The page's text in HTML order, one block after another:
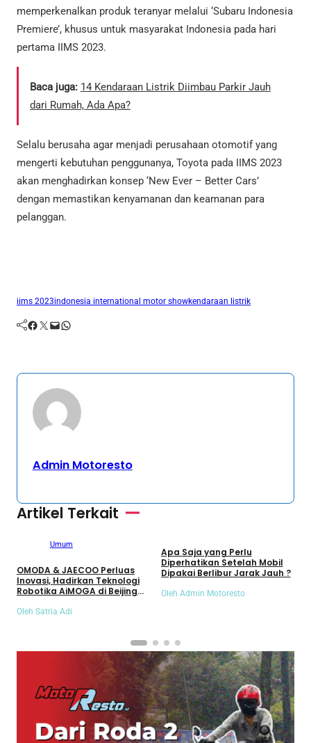
memperkenalkan produk teranyar melalui ‘Subaru Indonesia
Premiere’, khusus untuk masyarakat Indonesia pada hari
pertama IIMS 2023.
Baca juga: 14 Kendaraan Listrik Diimbau Parkir Jauh
dari Rumah, Ada Apa?
Selalu berusaha agar menjadi perusahaan otomotif yang
mengerti kebutuhan penggunanya, Toyota pada IIMS 2023
akan menghadirkan konsep ‘New Ever – Better Cars’
dengan memastikan kenyamanan dan keamanan para
pelanggan.
iims 2023indonesia international motor showkendaraan listrik
Facebook Twitter Mail WhatsApp
Admin Motoresto
Artikel Terkait
Umum
OMODA & JAECOO Perluas
Inovasi, Hadirkan Teknologi
Robotika AiMOGA di Beijing
Oleh Satria Adi
Apa Saja yang Perlu
Diperhatikan Setelah Mobil
Dipakai Berlibur Jarak Jauh ?
Oleh Admin Motoresto